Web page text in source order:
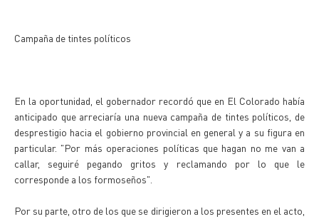
Campaña de tintes políticos
En la oportunidad, el gobernador recordó que en El Colorado había
anticipado que arreciaría una nueva campaña de tintes políticos, de
desprestigio hacia el gobierno provincial en general y a su figura en
particular. "Por más operaciones políticas que hagan no me van a
callar, seguiré pegando gritos y reclamando por lo que le
corresponde a los formoseños".
Por su parte, otro de los que se dirigieron a los presentes en el acto,